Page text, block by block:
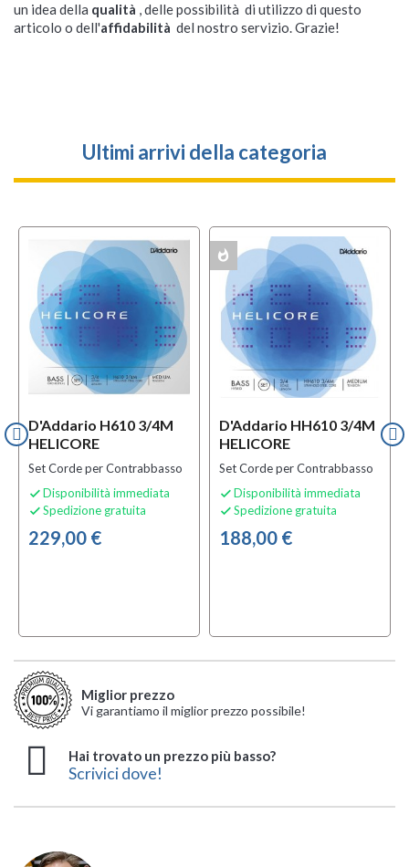
un idea della qualità , delle possibilità di utilizzo di questo
articolo o dell'affidabilità del nostro servizio. Grazie!
Ultimi arrivi della categoria
D'Addario H610 3/4M
HELICORE
Set Corde per Contrabbasso
 Disponibilità immediata
 Spedizione gratuita
229,00 €
D'Addario HH610 3/4M
HELICORE
Set Corde per Contrabbasso
 Disponibilità immediata
 Spedizione gratuita
188,00 €
MULTIPACK whatshot
Miglior prezzo
Vi garantiamo il miglior prezzo possibile!
Hai trovato un prezzo più basso?
Scrivici dove!